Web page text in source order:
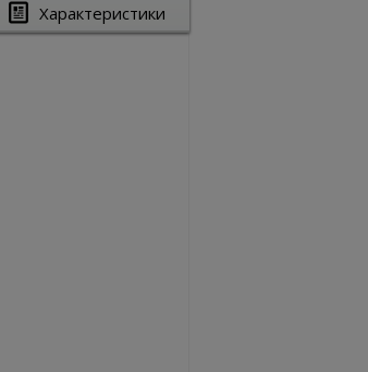
Характеристики